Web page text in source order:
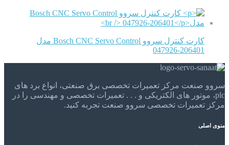
کارت کنترل سروو Bosch CNC Servo Control مدل
047926-206401
سروو صنعت مرکز تعمیرات تخصصی برق صنعتی، انواع برد های
plc، موتور های الکتریکی و . . . تعمیرات تخصصی و مهندسی را در
مرکز تعمیرات تخصصی سروو صنعت تجربه کنید.
منوی اصلی